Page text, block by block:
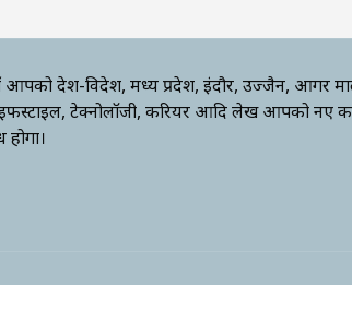
आपको देश-विदेश, मध्य प्रदेश, इंदौर, उज्जैन, आगर
टेक्नोलॉजी, करियर आदि लेख आपको नए